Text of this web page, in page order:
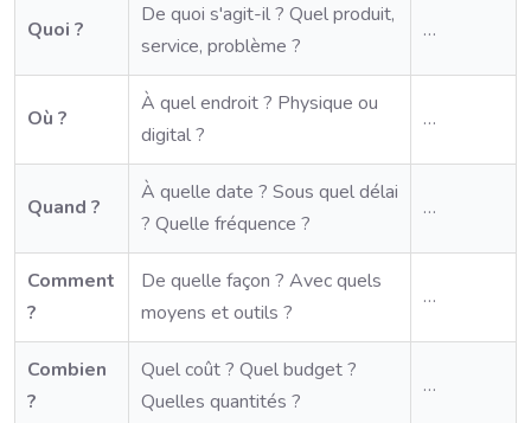
Quoi ?
De quoi s'agit-il ? Quel produit,
service, problème ?
…
Où ?
À quel endroit ? Physique ou
digital ?
…
Quand ?
À quelle date ? Sous quel délai
? Quelle fréquence ?
…
Comment
?
De quelle façon ? Avec quels
moyens et outils ?
…
Combien
?
Quel coût ? Quel budget ?
Quelles quantités ?
…